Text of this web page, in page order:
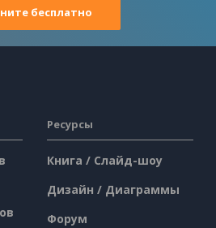
бесплатно
Ресурсы
Книга / Слайд-шоу
Дизайн / Диаграммы
Форум